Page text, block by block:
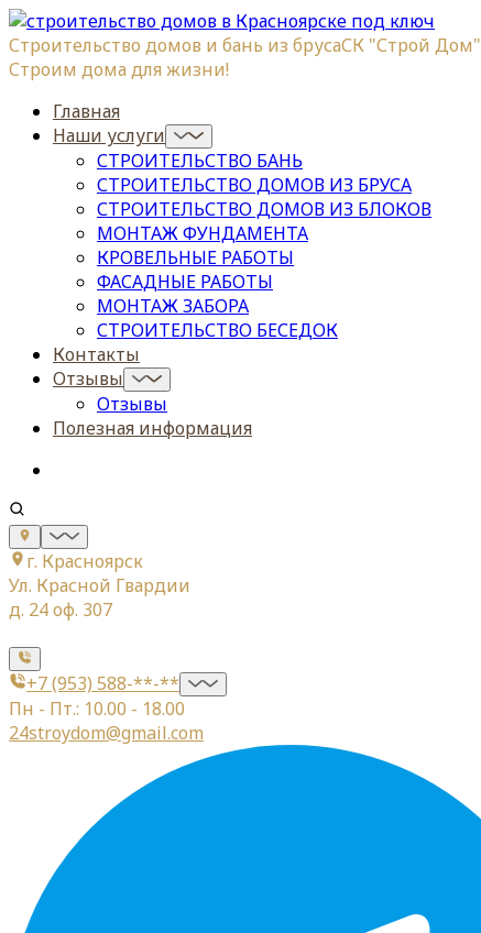
Строительство домов и бань из брусаСК "Строй Дом"
Строим дома для жизни!
Главная
Наши услуги
СТРОИТЕЛЬСТВО БАНЬ
СТРОИТЕЛЬСТВО ДОМОВ ИЗ БРУСА
СТРОИТЕЛЬСТВО ДОМОВ ИЗ БЛОКОВ
МОНТАЖ ФУНДАМЕНТА
КРОВЕЛЬНЫЕ РАБОТЫ
ФАСАДНЫЕ РАБОТЫ
МОНТАЖ ЗАБОРА
СТРОИТЕЛЬСТВО БЕСЕДОК
Контакты
Отзывы
Отзывы
Полезная информация
г. Красноярск
Ул. Красной Гвардии
д. 24 оф. 307
+7 (953) 588-**-**
Пн - Пт.: 10.00 - 18.00
24stroydom@gmail.com